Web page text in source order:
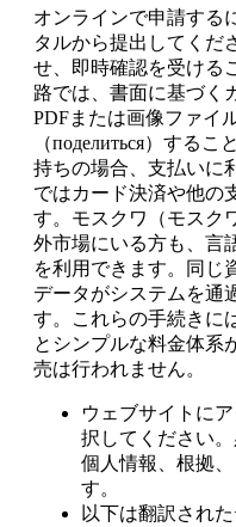
オンラインで申請する
タルから提出してくだ
せ、即時確認を受ける
路では、書面に基づく
PDFまたは画像ファイ
（поделиться）する
持ちの場合、支払いに
ではカード決済や他の
す。モスクワ（モスク
外市場にいる方も、言
を利用できます。同じ
データがシステムを通
す。これらの手続きに
とシンプルな料金体系
売は行われません。
ウェブサイトに
択してください
個人情報、根拠
す。
以下は翻訳され